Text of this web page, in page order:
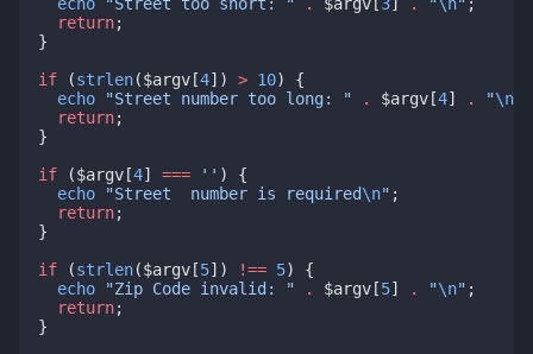
echo
"Street too short: " . $argv[3] . "\n" ;
return;
}
if (strlen($argv[4]) > 10) {
echo
"Street number too long: " . $argv[4] . "\n
return;
}
if ($argv[4] === '' ) {
echo
"Street  number is required\n" ;
return;
}
if (strlen($argv[5]) !== 5) {
echo
"Zip Code invalid: " . $argv[5] . "\n" ;
return;
}